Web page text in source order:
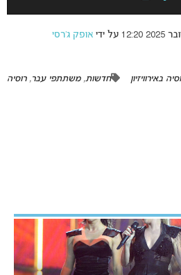
אופק ג’רסי
באירוויזיון חדשות,משתתפי עבר,רוסיה